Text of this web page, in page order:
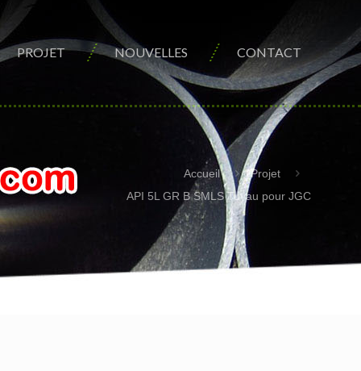
PROJET NOUVELLES CONTACT
Accueil
Projet
API 5L GR B SMLS Tuyau pour JGC